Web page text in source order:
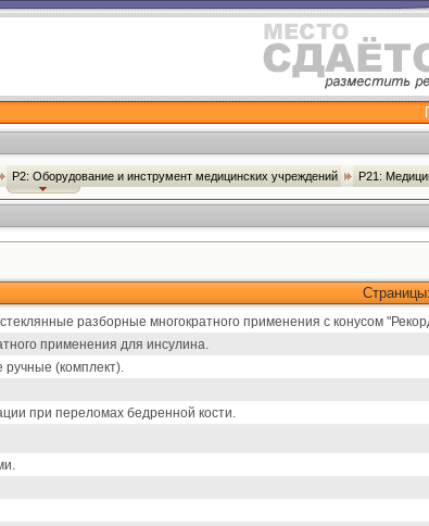
Р2: Оборудование и инструмент медицинских учреждений Р21:
Страницы:
разборные многократного применения с конусом
применения для инсулина.
ручные (комплект).
при переломах бедренной кости.